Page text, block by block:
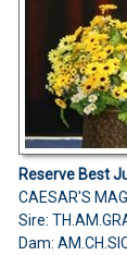
Reserve Best
CAESAR'S
Sire:
Dam: